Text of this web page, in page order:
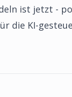
ist jetzt -
die KI-